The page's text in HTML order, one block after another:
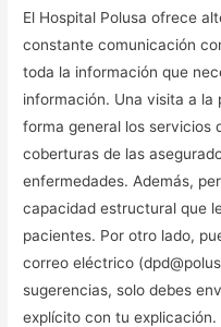
El Hospital Polusa ofrece
constante comunicación
toda la información que
información. Una visita a
forma general los servicios
coberturas de las
enfermedades. Además,
capacidad estructural que
pacientes. Por otro lado,
correo eléctrico
sugerencias, solo debes
explícito con tu explicación.